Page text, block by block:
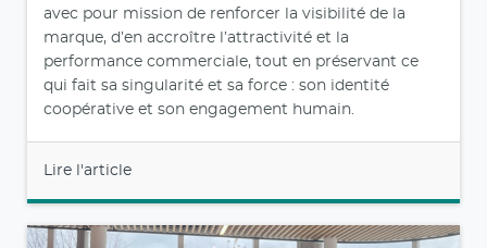
avec pour mission de renforcer la visibilité de la
marque, d’en accroître l’attractivité et la
performance commerciale, tout en préservant ce
qui fait sa singularité et sa force : son identité
coopérative et son engagement humain.
Lire l'article